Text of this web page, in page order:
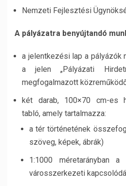
Nemzeti Fejlesztési
A pályázatra benyújtandó
a jelentkezési lap a pályázók
a jelen „Pályázati
megfogalmazott
két darab, 100×70 cm-es
tabló, amely tartalmazza:
a tér történetének
szöveg, képek, ábrák)
1:1000 méretarányban a
városszerkezeti